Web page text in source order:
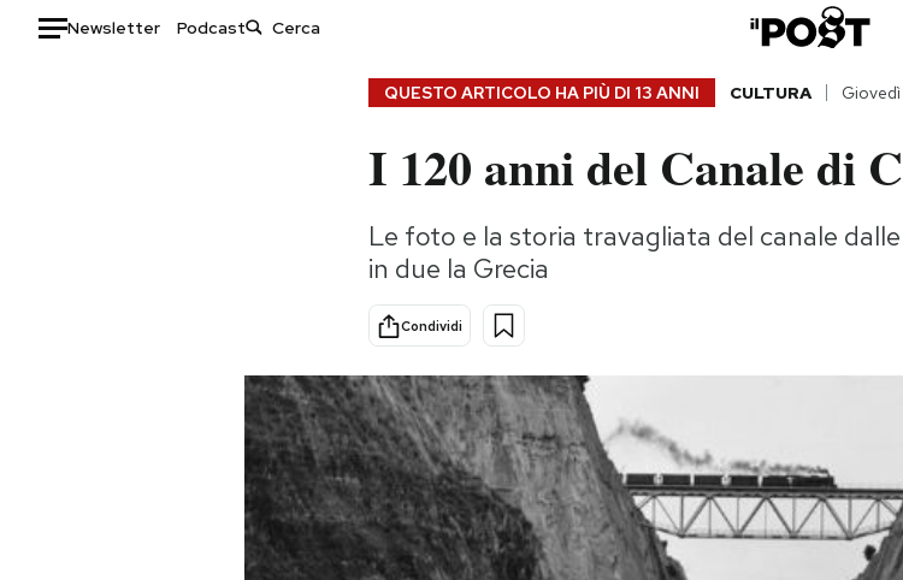
Newsletter Podcast
Consumismi
Storie/Idee
Ok Boomer!
Media
Europa
Altrecose
Mondiali calcio 2026
QUESTO ARTICOLO HA PIÙ DI 13 ANNI CULTURA
I 120 anni del Canale di
Le foto e la storia travagliata del canale
in due la Grecia
Condividi